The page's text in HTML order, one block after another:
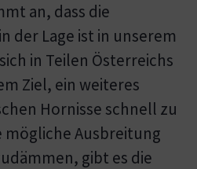
an, dass die
der Lage ist in unserem
in Teilen Österreichs
Ziel, ein weiteres
Hornisse schnell zu
Ausbreitung
gibt es die